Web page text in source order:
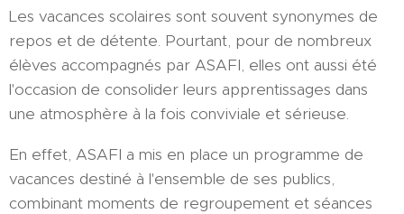
Les vacances scolaires sont souvent synonymes de
repos et de détente. Pourtant, pour de nombreux
élèves accompagnés par ASAFI, elles ont aussi été
l'occasion de consolider leurs apprentissages dans
une atmosphère à la fois conviviale et sérieuse.
En effet, ASAFI a mis en place un programme de
vacances destiné à l'ensemble de ses publics,
combinant moments de regroupement et séances